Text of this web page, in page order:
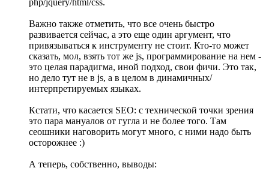
php/jquery/html/css.
Важно также отметить, что все очень быстро
развивается сейчас, а это еще один аргумент, что
привязываться к инструменту не стоит. Кто-то может
сказать, мол, взять тот же js, программирование на нем -
это целая парадигма, иной подход, свои фичи. Это так,
но дело тут не в js, а в целом в динамичных/
интерпретируемых языках.
Кстати, что касается SEO: с технической точки зрения
это пара мануалов от гугла и не более того. Там
сеошники наговорить могут много, с ними надо быть
осторожнее :)
А теперь, собственно, выводы: